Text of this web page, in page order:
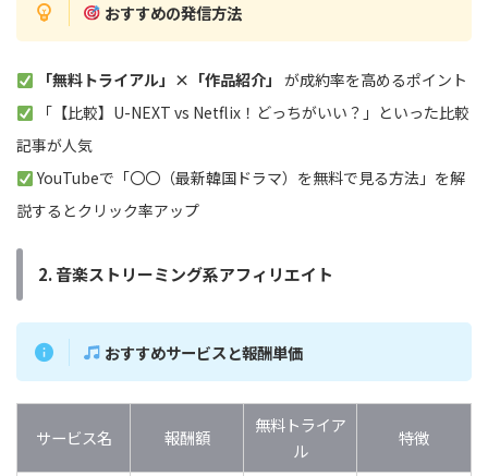
おすすめの発信方法
「無料トライアル」×「作品紹介」 が成約率を高めるポイント
「【比較】U-NEXT vs Netflix！どっちがいい？」といった比較
記事が人気
YouTubeで「〇〇（最新韓国ドラマ）を無料で見る方法」を解
説するとクリック率アップ
2. 音楽ストリーミング系アフィリエイト
おすすめサービスと報酬単価
サービス名 報酬額
無料トライア
ル
特徴